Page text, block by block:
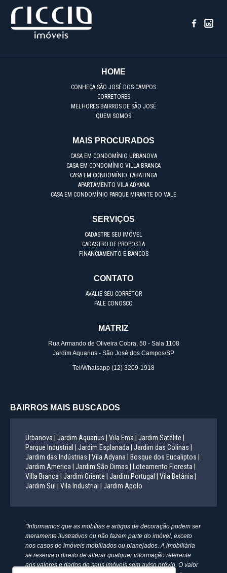
HOME
CONHEÇA SÃO JOSÉ DOS CAMPOS
CORRETORES
MELHORES BAIRROS DE SÃO JOSÉ
QUEM SOMOS
MAIS PROCURADOS
CASA EM CONDOMÍNIO URBANOVA
CASA EM CONDOMÍNIO VILLA BRANCA
CASA EM CONDOMÍNIO TABATINGA
APARTAMENTO VILA ADYANA
CASA EM CONDOMÍNIO PARQUE MIRANTE DO VALE
SERVIÇOS
CADASTRE SEU IMÓVEL
CADASTRO DE PROPOSTA
FINANCIAMENTO E BANCOS
CONTATO
AVALIE SEU CORRETOR
FALE CONOSCO
MATRIZ
Rua Armando de Oliveira Cobra, 50 - Sala 1108
Jardim Aquarius - São José dos Campos/SP
Tel/Whatsapp (12) 3209-1918
BAIRROS MAIS BUSCADOS
Urbanova | Jardim Aquarius | Vila Ema |
Jardim Satélite |
Parque Industrial |
Jardim Esplanada |
Jardim das Colinas |
Jardim das Indústrias |
Vila Adyana |
Bosque dos Eucaliptos |
Jardim America |
Jardim São Dimas |
Loteamento Floresta |
Villa Branca |
Jardim Oriente | Jardim Portugal |
Vila Betânia |
Jardim Sul |
Vila Industrial | Jardim Apolo
"Informamos que as mobílias e artigos de decoração podem ser
meramente ilustrativos ou não fazem parte do imóvel, exceto
nos casos de imóveis mobiliados ou planejados. A imobiliária
se reserva o direito de alterar qualquer informação referente
aos valores e dados de seus imóveis sem aviso prévio. O valor